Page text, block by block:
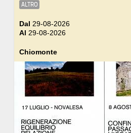
ALTRO
Dal 29-08-2026
Al 29-08-2026
Chiomonte